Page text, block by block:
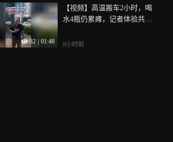
32 01:48
【视频】高温搬车2小时，喝
水4瓶仍累瘫，记者体验共享
8小时前